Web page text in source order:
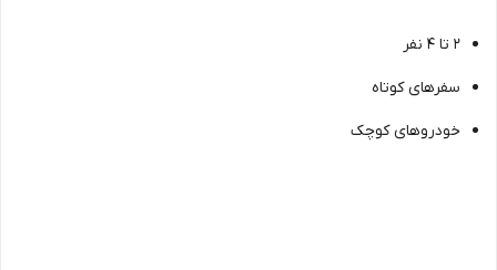
2 تا 4 نفر
سفرهای کوتاه
خودروهای کوچک